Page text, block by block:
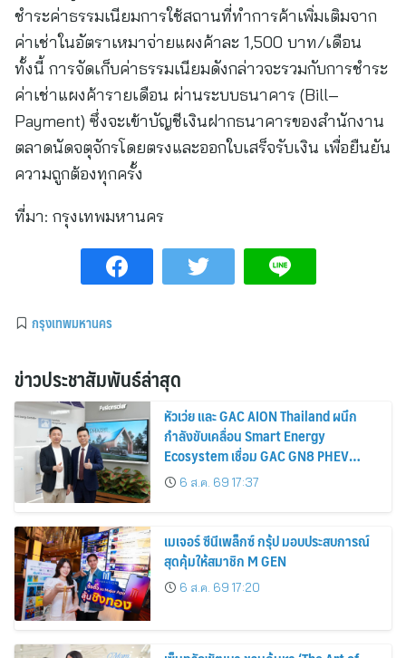
ชำระค่าธรรมเนียมการใช้สถานที่ทำการค้าเพิ่มเติมจาก
ค่าเช่าในอัตราเหมาจ่ายแผงค้าละ 1,500 บาท/เดือน
ทั้งนี้ การจัดเก็บค่าธรรมเนียมดังกล่าวจะรวมกับการชำระ
ค่าเช่าแผงค้ารายเดือน ผ่านระบบธนาคาร (Bill–
Payment) ซึ่งจะเข้าบัญชีเงินฝากธนาคารของสำนักงาน
ตลาดนัดจตุจักรโดยตรงและออกใบเสร็จรับเงิน เพื่อยืนยัน
ความถูกต้องทุกครั้ง
ที่มา: กรุงเทพมหานคร
กรุงเทพมหานคร
ข่าวประชาสัมพันธ์ล่าสุด
หัวเว่ย และ GAC AION Thailand ผนึก
กำลังขับเคลื่อน Smart Energy
Ecosystem เชื่อม GAC GN8 PHEV
รถยนต์ MPV ระดับพรีเมียม เข้ากับ
พลังงานแสงอาทิตย์ภายในบ้าน
6 ส.ค. 69 17:37
เมเจอร์ ซีนีเพล็กซ์ กรุ้ป มอบประสบการณ์
สุดคุ้มให้สมาชิก M GEN
6 ส.ค. 69 17:20